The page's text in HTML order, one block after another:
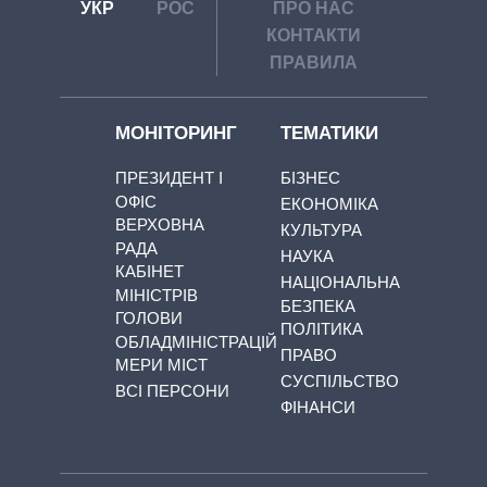
УКР РОС
ПРО НАС
КОНТАКТИ
ПРАВИЛА
МОНІТОРИНГ
ПРЕЗИДЕНТ І
ОФІС
ВЕРХОВНА
РАДА
КАБІНЕТ
МІНІСТРІВ
ГОЛОВИ
ОБЛАДМІНІСТРАЦІЙ
МЕРИ МІСТ
ВСІ ПЕРСОНИ
ТЕМАТИКИ
БІЗНЕС
ЕКОНОМІКА
КУЛЬТУРА
НАУКА
НАЦІОНАЛЬНА
БЕЗПЕКА
ПОЛІТИКА
ПРАВО
СУСПІЛЬСТВО
ФІНАНСИ